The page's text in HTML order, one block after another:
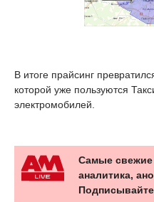
В итоге прайсинг
которой уже пользуются
электромобилей.
Самые
аналитика,